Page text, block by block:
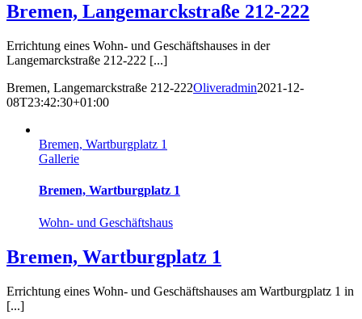
Bremen, Langemarckstraße 212-222
Errichtung eines Wohn- und Geschäftshauses in der
Langemarckstraße 212-222 [...]
Bremen, Langemarckstraße 212-222Oliveradmin2021-12-
08T23:42:30+01:00
Bremen, Wartburgplatz 1
Gallerie
Bremen, Wartburgplatz 1
Wohn- und Geschäftshaus
Bremen, Wartburgplatz 1
Errichtung eines Wohn- und Geschäftshauses am Wartburgplatz 1 in
[...]